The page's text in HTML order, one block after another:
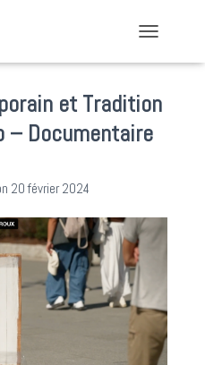
et Tradition
– Documentaire
20 février 2024